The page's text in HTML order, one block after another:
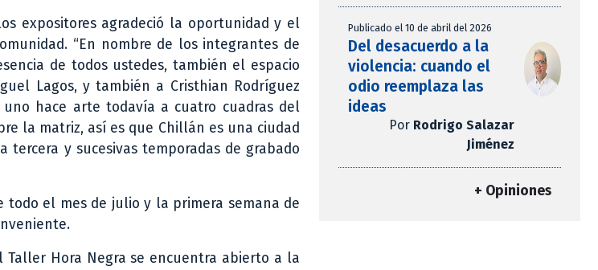
expositores agradeció la oportunidad y el
“En nombre de los integrantes de
de todos ustedes, también el espacio
Lagos, y también a Cristhian Rodríguez
hace arte todavía a cuatro cuadras del
la matriz, así es que Chillán es una ciudad
y sucesivas temporadas de grabado
todo el mes de julio y la primera semana de
Hora Negra se encuentra abierto a la
Publicado el 10 de abril del 2026
Del desacuerdo a la
violencia: cuando el
odio reemplaza las
ideas
Por Rodrigo Salazar
Jiménez
+ Opiniones